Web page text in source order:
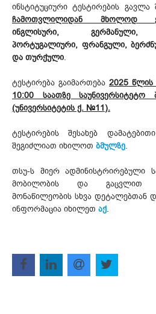
ინსტიტუციური ტესტირების გავლა
ჩამოთვლილიდან მხოლოდ
ინგლისური, გერმანული,
პორტუგალიური, ფრანგული,
და თურქული.
ტესტირება გაიმართება 2025
10:00 საათზე საუნივერსიტეტო
(უნივერსიტეტის ქ. №11).
ტესტირების შესახებ
შეგიძლიათ იხილოთ ბმულზე.
თსუ-ს მიერ ადმინისტრირებული
მობილობის და გაცვლით
მონაწილეობის სხვა დეტალებთან
ინფორმაცია იხილეთ აქ.